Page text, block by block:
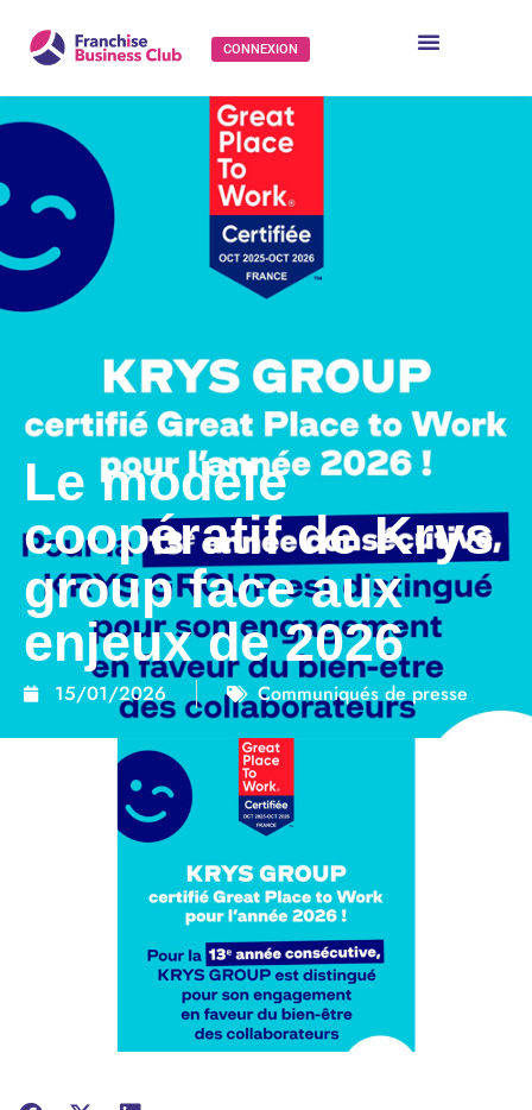
CONNEXION
Le modèle
coopératif de Krys
group face aux
enjeux de 2026
15/01/2026 Communiqués de presse